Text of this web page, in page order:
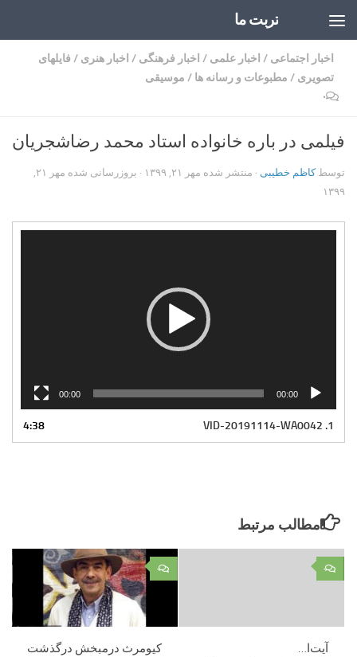
تربت ما
اخبار اجتماعی / اخبار علمی / اخبار فرهنگی / اخبار هنری / فایلهای
تصویری / مطبوعات و رسانه ها / موسیقی
۰
فیلمی در باره خانواده استاد محمد رضاشجریان
توسطکاظم خطیبی · منتشر شده مهر ۲۱, ۱۳۹۹ · بروزرسانی شده
مهر ۲۱,
۱۳۹۹
00:00
00:00
1.
VID-20191114-WA0042
4:38
مطالب مرتبط
۰
کیومرث درمبخش درگذشت
۰
آیت‌ا…